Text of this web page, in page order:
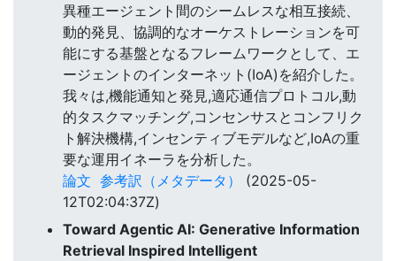
異種エージェント間のシームレスな相互接続、
動的発見、協調的なオーケストレーションを可
能にする基盤となるフレームワークとして、エ
ージェントのインターネット(IoA)を紹介した。
我々は,機能通知と発見,適応通信プロトコル,動
的タスクマッチング,コンセンサスとコンフリク
ト解決機構,インセンティブモデルなど,IoAの重
要な運用イネーラを分析した。
論文 参考訳（メタデータ）
(2025-05-
12T02:04:37Z)
Toward Agentic AI: Generative Information
Retrieval Inspired Intelligent